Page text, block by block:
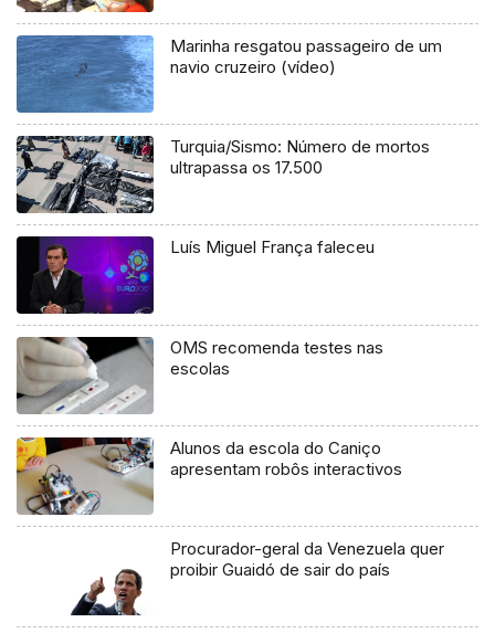
Marinha resgatou passageiro de um
navio cruzeiro (vídeo)
Turquia/Sismo: Número de mortos
ultrapassa os 17.500
Luís Miguel França faleceu
OMS recomenda testes nas
escolas
Alunos da escola do Caniço
apresentam robôs interactivos
Procurador-geral da Venezuela quer
proibir Guaidó de sair do país